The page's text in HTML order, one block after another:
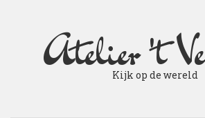
Atelier 'tKijk op de wereld